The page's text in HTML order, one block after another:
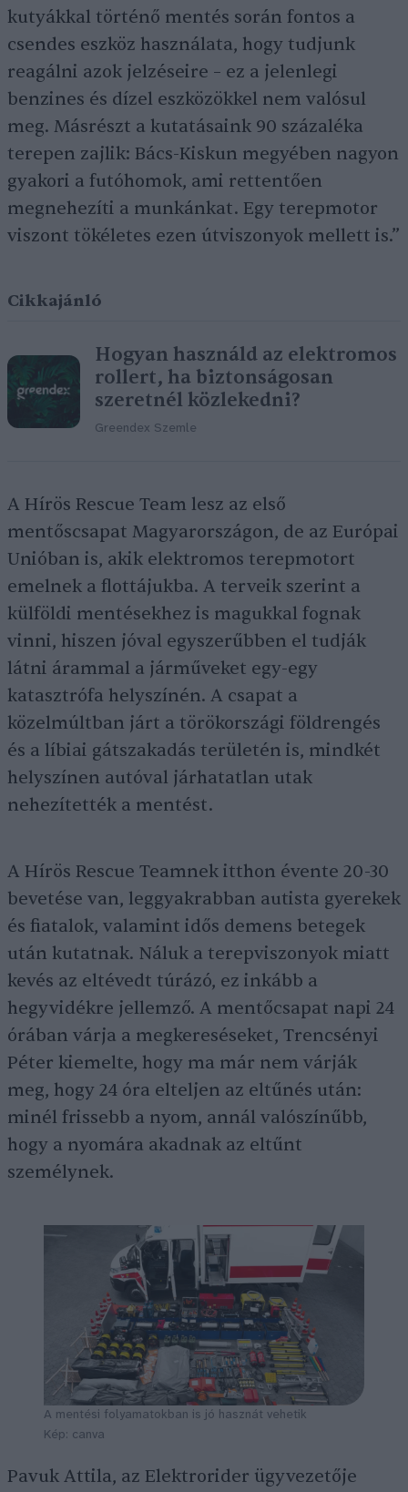
kutyákkal történő mentés során fontos a
csendes eszköz használata, hogy tudjunk
reagálni azok jelzéseire – ez a jelenlegi
benzines és dízel eszközökkel nem valósul
meg. Másrészt a kutatásaink 90 százaléka
terepen zajlik: Bács-Kiskun megyében nagyon
gyakori a futóhomok, ami rettentően
megnehezíti a munkánkat. Egy terepmotor
viszont tökéletes ezen útviszonyok mellett is.”
Cikkajánló
Hogyan használd az elektromos
rollert, ha biztonságosan
szeretnél közlekedni?
Greendex Szemle
A Hírös Rescue Team lesz az első
mentőscsapat Magyarországon, de az Európai
Unióban is, akik elektromos terepmotort
emelnek a flottájukba. A terveik szerint a
külföldi mentésekhez is magukkal fognak
vinni, hiszen jóval egyszerűbben el tudják
látni árammal a járműveket egy-egy
katasztrófa helyszínén. A csapat a
közelmúltban járt a törökországi földrengés
és a líbiai gátszakadás területén is, mindkét
helyszínen autóval járhatatlan utak
nehezítették a mentést.
A Hírös Rescue Teamnek itthon évente 20-30
bevetése van, leggyakrabban autista gyerekek
és fiatalok, valamint idős demens betegek
után kutatnak. Náluk a terepviszonyok miatt
kevés az eltévedt túrázó, ez inkább a
hegyvidékre jellemző. A mentőcsapat napi 24
órában várja a megkereséseket, Trencsényi
Péter kiemelte, hogy ma már nem várják
meg, hogy 24 óra elteljen az eltűnés után:
minél frissebb a nyom, annál valószínűbb,
hogy a nyomára akadnak az eltűnt
személynek.
A mentési folyamatokban is jó hasznát vehetik
Kép: canva
Pavuk Attila, az Elektrorider ügyvezetője